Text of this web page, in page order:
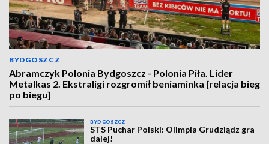
BYDGOSZCZ
Abramczyk Polonia Bydgoszcz - Polonia Piła. Lider
Metalkas 2. Ekstraligi rozgromił beniaminka [relacja bieg
po biegu]
BYDGOSZCZ
STS Puchar Polski: Olimpia Grudziądz gra
dalej!